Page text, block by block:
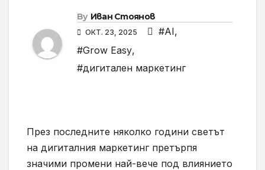
By Иван Стоянов
ОКТ. 23, 2025 #AI,
#Grow Easy,
#дигитален маркетинг
През последните няколко години светът
на дигиталния маркетинг претърпя
значими промени най-вече под влиянието